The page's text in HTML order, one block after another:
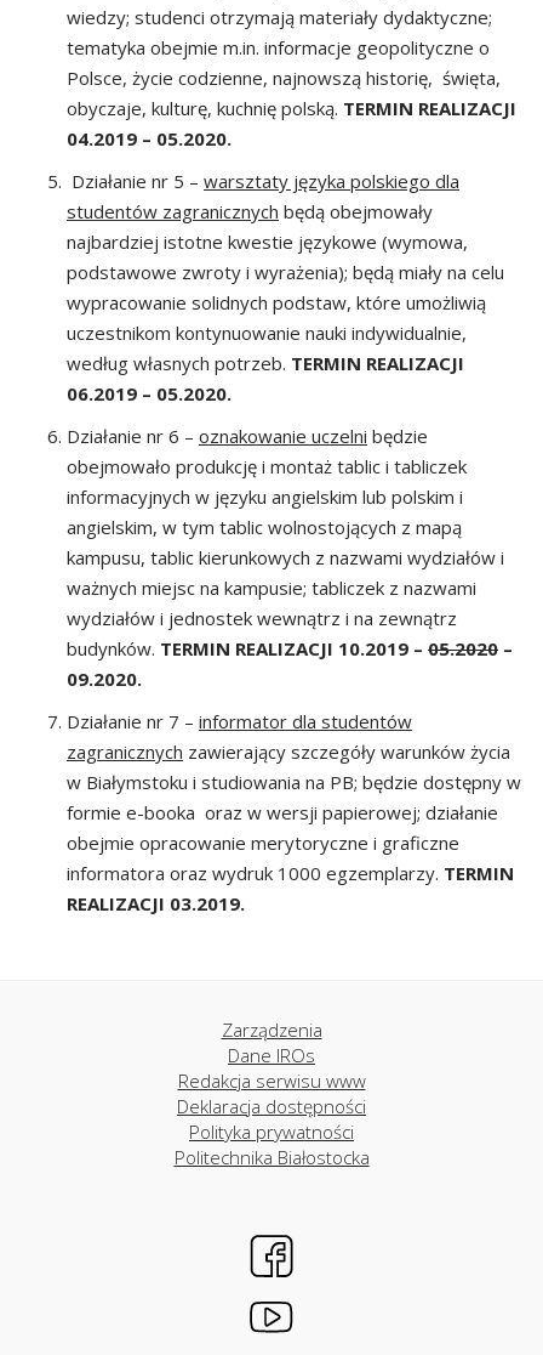
wiedzy; studenci otrzymają materiały dydaktyczne;
tematyka obejmie m.in. informacje geopolityczne o
Polsce, życie codzienne, najnowszą historię, święta,
obyczaje, kulturę, kuchnię polską. TERMIN REALIZACJI
04.2019 – 05.2020.
Działanie nr 5 – warsztaty języka polskiego dla
studentów zagranicznych będą obejmowały
najbardziej istotne kwestie językowe (wymowa,
podstawowe zwroty i wyrażenia); będą miały na celu
wypracowanie solidnych podstaw, które umożliwią
uczestnikom kontynuowanie nauki indywidualnie,
według własnych potrzeb. TERMIN REALIZACJI
06.2019 – 05.2020.
Działanie nr 6 – oznakowanie uczelni będzie
obejmowało produkcję i montaż tablic i tabliczek
informacyjnych w języku angielskim lub polskim i
angielskim, w tym tablic wolnostojących z mapą
kampusu, tablic kierunkowych z nazwami wydziałów i
ważnych miejsc na kampusie; tabliczek z nazwami
wydziałów i jednostek wewnątrz i na zewnątrz
budynków. TERMIN REALIZACJI 10.2019 – 05.2020 –
09.2020.
Działanie nr 7 – informator dla studentów
zagranicznych zawierający szczegóły warunków życia
w Białymstoku i studiowania na PB; będzie dostępny w
formie e-booka oraz w wersji papierowej; działanie
obejmie opracowanie merytoryczne i graficzne
informatora oraz wydruk 1000 egzemplarzy. TERMIN
REALIZACJI 03.2019.
Zarządzenia
Dane IROs
Redakcja serwisu www
Deklaracja dostępności
Polityka prywatności
Politechnika Białostocka